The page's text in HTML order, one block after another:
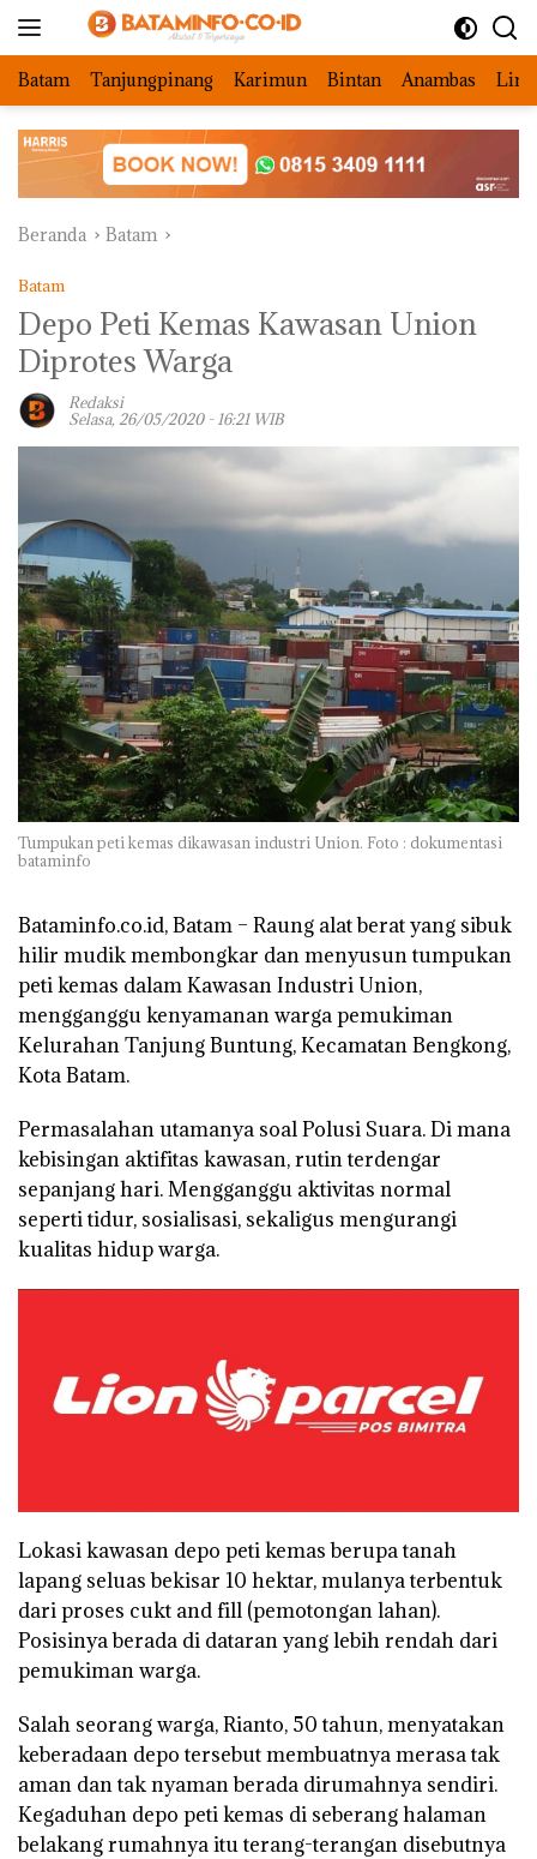
Batam Tanjungpinang Karimun Bintan Anambas
Beranda Batam
Batam
Depo Peti Kemas Kawasan Union
Diprotes Warga
Redaksi
Selasa, 26/05/2020 - 16:21 WIB
Tumpukan peti kemas dikawasan industri Union. Foto : dokumentasi
bataminfo
Bataminfo.co.id, Batam – Raung alat berat yang sibuk
hilir mudik membongkar dan menyusun tumpukan
peti kemas dalam Kawasan Industri Union,
mengganggu kenyamanan warga pemukiman
Kelurahan Tanjung Buntung, Kecamatan Bengkong,
Kota Batam.
Permasalahan utamanya soal Polusi Suara. Di mana
kebisingan aktifitas kawasan, rutin terdengar
sepanjang hari. Mengganggu aktivitas normal
seperti tidur, sosialisasi, sekaligus mengurangi
kualitas hidup warga.
Lokasi kawasan depo peti kemas berupa tanah
lapang seluas bekisar 10 hektar, mulanya terbentuk
dari proses cukt and fill (pemotongan lahan).
Posisinya berada di dataran yang lebih rendah dari
pemukiman warga.
Salah seorang warga, Rianto, 50 tahun, menyatakan
keberadaan depo tersebut membuatnya merasa tak
aman dan tak nyaman berada dirumahnya sendiri.
Kegaduhan depo peti kemas di seberang halaman
belakang rumahnya itu terang-terangan disebutnya